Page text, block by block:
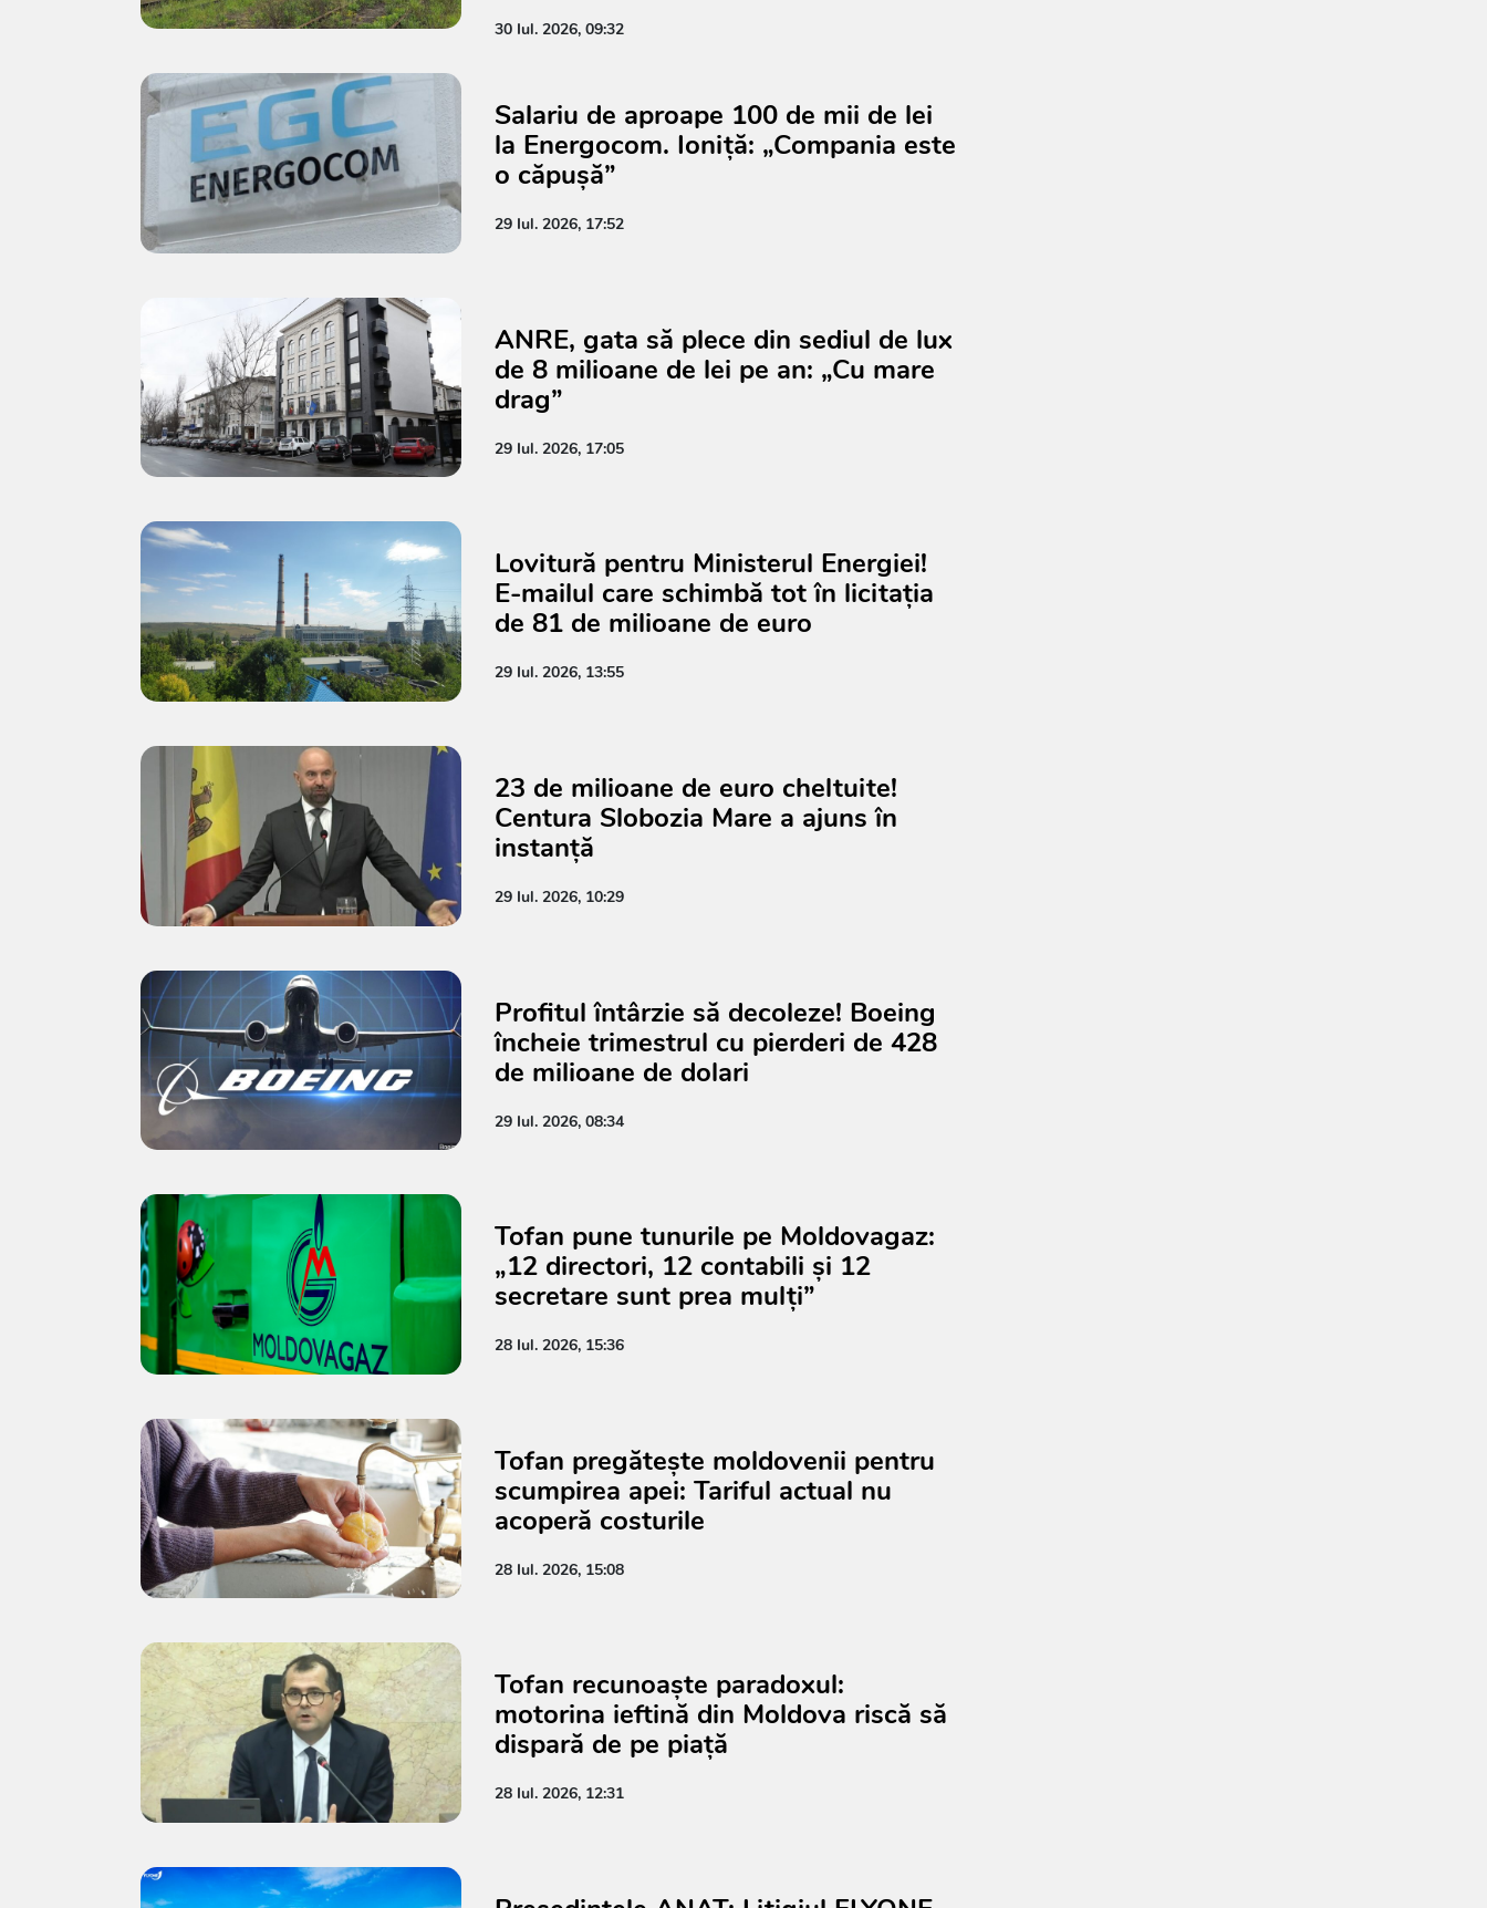
30 Iul. 2026, 09:32
Salariu de aproape 100 de mii de lei
la Energocom. Ioniță: „Compania este
o căpușă”
29 Iul. 2026, 17:52
ANRE, gata să plece din sediul de lux
de 8 milioane de lei pe an: „Cu mare
drag”
29 Iul. 2026, 17:05
Lovitură pentru Ministerul Energiei!
E-mailul care schimbă tot în licitația
de 81 de milioane de euro
29 Iul. 2026, 13:55
23 de milioane de euro cheltuite!
Centura Slobozia Mare a ajuns în
instanță
29 Iul. 2026, 10:29
Profitul întârzie să decoleze! Boeing
încheie trimestrul cu pierderi de 428
de milioane de dolari
29 Iul. 2026, 08:34
Tofan pune tunurile pe Moldovagaz:
„12 directori, 12 contabili și 12
secretare sunt prea mulți”
28 Iul. 2026, 15:36
Tofan pregătește moldovenii pentru
scumpirea apei: Tariful actual nu
acoperă costurile
28 Iul. 2026, 15:08
Tofan recunoaște paradoxul:
motorina ieftină din Moldova riscă să
dispară de pe piață
28 Iul. 2026, 12:31